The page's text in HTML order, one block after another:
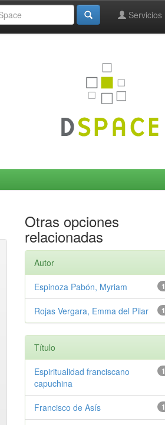
Servicios
Otras opciones
relacionadas
Autor
1
Espinoza Pabón, Myriam
1
Rojas Vergara, Emma del Pilar
Título
1
Espiritualidad franciscano
capuchina
1
Francisco de Asís